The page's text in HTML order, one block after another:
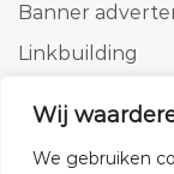
Wij
We gebruiken
Banner
Linkbuilding